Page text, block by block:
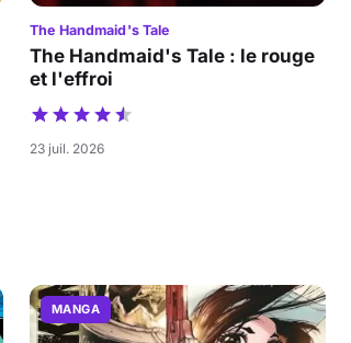
The Handmaid's Tale
The Handmaid's Tale : le rouge
et l'effroi
23 juil. 2026
MANGA